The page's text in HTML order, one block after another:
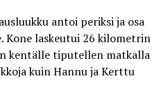
antoi periksi ja osa
laskeutui 26 kilometrin
kentälle tiputellen matkalla
kuin Hannu ja Kerttu